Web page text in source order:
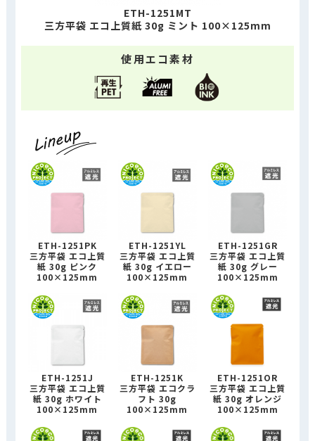
ETH-1251MT
三方平袋 エコ上質紙 30g ミント 100×125mm
使用エコ素材
ETH-1251PK
三方平袋 エコ上質
紙 30g ピンク
100×125mm
ETH-1251YL
三方平袋 エコ上質
紙 30g イエロー
100×125mm
ETH-1251GR
三方平袋 エコ上質
紙 30g グレー
100×125mm
ETH-1251J
三方平袋 エコ上質
紙 30g ホワイト
100×125mm
ETH-1251K
三方平袋 エコクラ
フト 30g
100×125mm
ETH-1251OR
三方平袋 エコ上質
紙 30g オレンジ
100×125mm